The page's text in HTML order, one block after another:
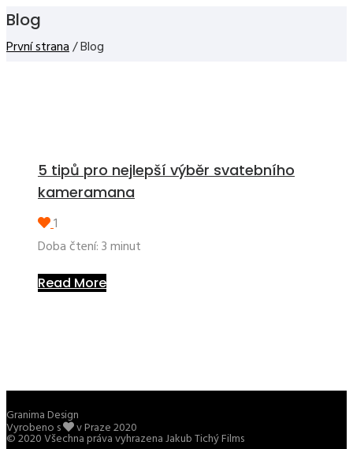
Blog
První strana/ Blog
5 tipů pro nejlepší výběr svatebního
kameramana
1
Doba čtení:3minut
Read More
Granima Design
Vyrobeno s v Praze 2020
© 2020 Všechna práva vyhrazena Jakub Tichý Films